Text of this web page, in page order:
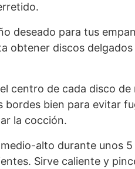
deseado para tus
obtener discos
centro de cada disco de
bordes bien para evitar
la cocción.
alto durante unos 5
Sirve caliente y